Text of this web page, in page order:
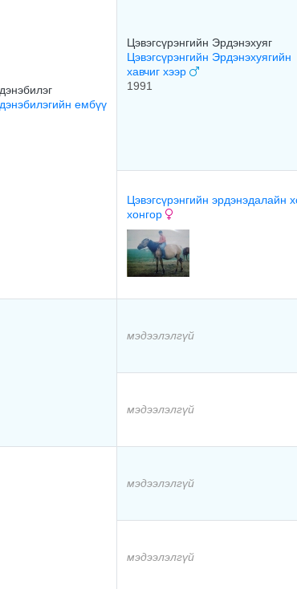
ембүү
Цэвэгсүрэнгийн Эрдэнэхуяг
Цэвэгсүрэнгийн Эрдэнэхуягийн
хавчиг хээр
1991
Цэвэгсүрэнгийн эрдэнэдалайн
хонгор
мэдээлэлгүй
мэдээлэлгүй
мэдээлэлгүй
мэдээлэлгүй